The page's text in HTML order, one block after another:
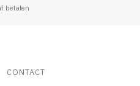
betalen
CONTACT